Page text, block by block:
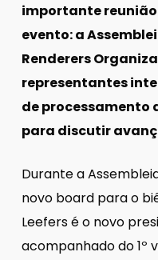
importante
evento: a
Renderers
representantes
de processamento
para discutir
Durante a
novo board para o
Leefers é o novo
acompanhado do 1º